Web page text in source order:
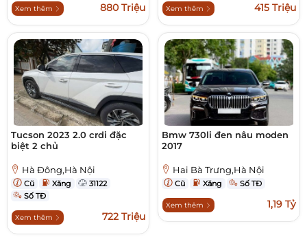
Xem thêm 880 Triệu Xem thêm 415 Triệu
Tucson 2023 2.0 crdi đặc
biệt 2 chủ
Hà Đông,Hà Nội
Cũ Xăng
31122
Số TĐ
Xem thêm 722 Triệu
Bmw 730li đen nâu moden
2017
Hai Bà Trưng,Hà Nội
Cũ Xăng Số TĐ
Xem thêm 1,19 Tỷ